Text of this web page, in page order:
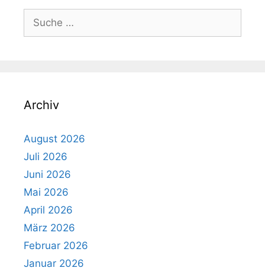
nach:
Archiv
August 2026
Juli 2026
Juni 2026
Mai 2026
April 2026
März 2026
Februar 2026
Januar 2026